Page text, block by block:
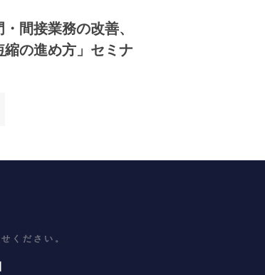
・間接業務の改善、
の進め方」セミナ
ください。